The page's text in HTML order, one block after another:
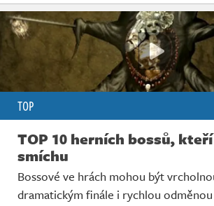
Recenze
Videa
Databáze
Komunita
Redakce
TOP
TOP 10 herních bossů,
smíchu
Bossové ve hrách mohou být
dramatickým finále i rychlou